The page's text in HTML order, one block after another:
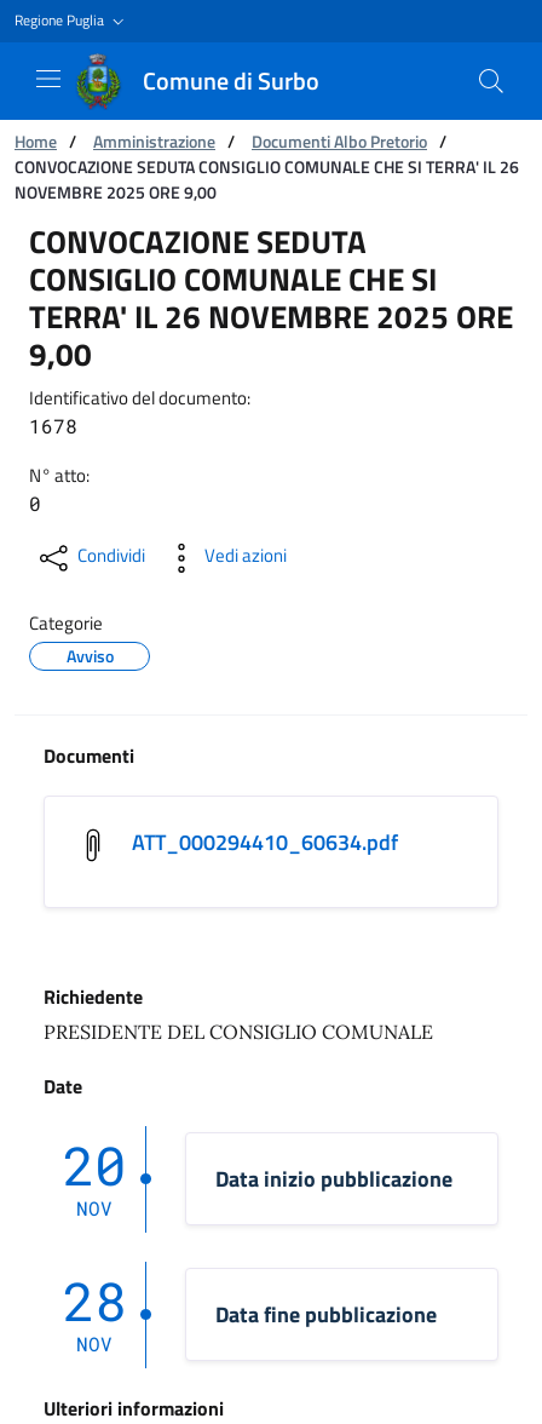
Regione Puglia
Comune di Surbo
Ti trovi in:
Home / Amministrazione / Documenti Albo Pretorio /
CONVOCAZIONE SEDUTA CONSIGLIO COMUNALE CHE SI TERRA' IL 26
NOVEMBRE 2025 ORE 9,00
CONVOCAZIONE SEDUTA CONSIGLIO
CONVOCAZIONE SEDUTA
CONSIGLIO COMUNALE CHE SI
TERRA' IL 26 NOVEMBRE 2025 ORE
9,00
Identificativo del documento:
1678
N° atto:
0
Condividi Vedi azioni
Categorie
Avviso
Documenti
ATT_000294410_60634.pdf
Richiedente
PRESIDENTE DEL CONSIGLIO COMUNALE
Date
20
NOV
Data inizio pubblicazione
28
NOV
Data fine pubblicazione
Ulteriori informazioni